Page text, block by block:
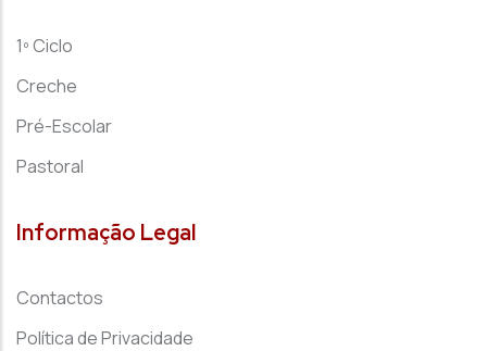
1º Ciclo
Creche
Pré-Escolar
Pastoral
Informação Legal
Contactos
Política de Privacidade